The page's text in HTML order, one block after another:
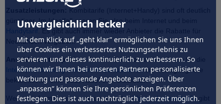
Unvergleichlich lecker
Mit dem Klick auf „geht klar” ermöglichen Sie uns Ihnen
über Cookies ein verbessertes Nutzungserlebnis zu
servieren und dieses kontinuierlich zu verbessern. So
können wir Ihnen bei unseren Partnern personalisierte
Werbung und passende Angebote anzeigen. Über
„anpassen” können Sie Ihre persönlichen Präferenzen
festlegen. Dies ist auch nachträglich jederzeit möglich.
günstiger. Im Idealfall sparen Sie also beim Internet und beim
Handytarif . Es gibt auch immer wieder Anbieter die Rabatte für
Neukunden vergeben.
Anschlussarten prüfen: Je nach Wohnort stehen Ihnen für die
Internetverbindung mehrere Anschlussartenzur Verfügung. Die
bekanntesten sind DSL, Kabel und Glasfaser.
Weitere Informationen rund um das dasThema Internettarifegibt